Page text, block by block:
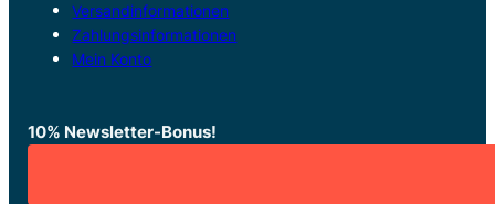
Versandinformationen
Zahlungsinformationen
Mein Konto
10% Newsletter-Bonus!